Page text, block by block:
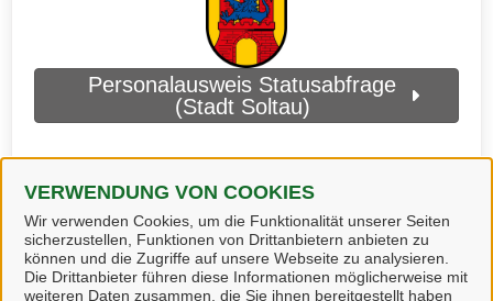
VERWENDUNG VON COOKIES
Wir verwenden Cookies, um die Funktionalität unserer Seiten
sicherzustellen, Funktionen von Drittanbietern anbieten zu
können und die Zugriffe auf unsere Webseite zu analysieren.
Die Drittanbieter führen diese Informationen möglicherweise mit
weiteren Daten zusammen, die Sie ihnen bereitgestellt haben
Personalausweis Statusabfrage
(Stadt Soltau)